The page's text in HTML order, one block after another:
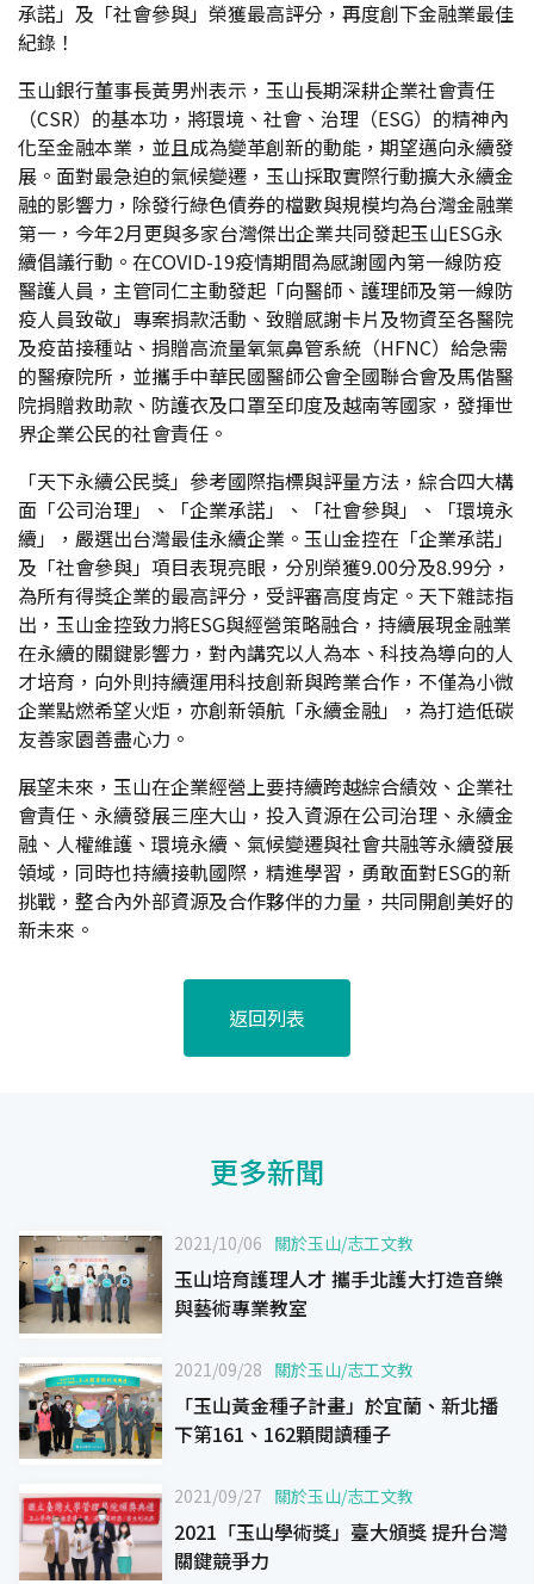
承諾」及「社會參與」榮獲最高評分，再度創下金融業最佳
紀錄！
玉山銀行董事長黃男州表示，玉山長期深耕企業社會責任
（CSR）的基本功，將環境、社會、治理（ESG）的精神內
化至金融本業，並且成為變革創新的動能，期望邁向永續發
展。面對最急迫的氣候變遷，玉山採取實際行動擴大永續金
融的影響力，除發行綠色債券的檔數與規模均為台灣金融業
第一，今年2月更與多家台灣傑出企業共同發起玉山ESG永
續倡議行動。在COVID-19疫情期間為感謝國內第一線防疫
醫護人員，主管同仁主動發起「向醫師、護理師及第一線防
疫人員致敬」專案捐款活動、致贈感謝卡片及物資至各醫院
及疫苗接種站、捐贈高流量氧氣鼻管系統（HFNC）給急需
的醫療院所，並攜手中華民國醫師公會全國聯合會及馬偕醫
院捐贈救助款、防護衣及口罩至印度及越南等國家，發揮世
界企業公民的社會責任。
「天下永續公民獎」參考國際指標與評量方法，綜合四大構
面「公司治理」、「企業承諾」、「社會參與」、「環境永
續」，嚴選出台灣最佳永續企業。玉山金控在「企業承諾」
及「社會參與」項目表現亮眼，分別榮獲9.00分及8.99分，
為所有得獎企業的最高評分，受評審高度肯定。天下雜誌指
出，玉山金控致力將ESG與經營策略融合，持續展現金融業
在永續的關鍵影響力，對內講究以人為本、科技為導向的人
才培育，向外則持續運用科技創新與跨業合作，不僅為小微
企業點燃希望火炬，亦創新領航「永續金融」，為打造低碳
友善家園善盡心力。
展望未來，玉山在企業經營上要持續跨越綜合績效、企業社
會責任、永續發展三座大山，投入資源在公司治理、永續金
融、人權維護、環境永續、氣候變遷與社會共融等永續發展
領域，同時也持續接軌國際，精進學習，勇敢面對ESG的新
挑戰，整合內外部資源及合作夥伴的力量，共同開創美好的
新未來。
返回列表
更多新聞
2021/10/06 關於玉山/志工文教
玉山培育護理人才 攜手北護大打造音樂
與藝術專業教室
2021/09/28 關於玉山/志工文教
「玉山黃金種子計畫」於宜蘭、新北播
下第161、162顆閱讀種子
2021/09/27 關於玉山/志工文教
2021「玉山學術獎」臺大頒獎 提升台灣
關鍵競爭力